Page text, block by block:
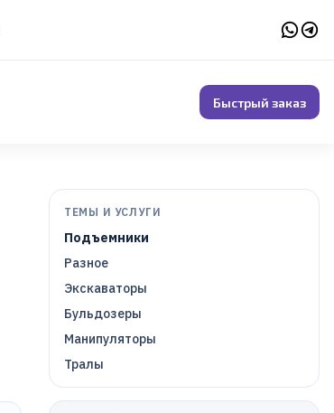
Быстрый заказ
ТЕМЫ И УСЛУГИ
Подъемники
Разное
Экскаваторы
Бульдозеры
Манипуляторы
Тралы